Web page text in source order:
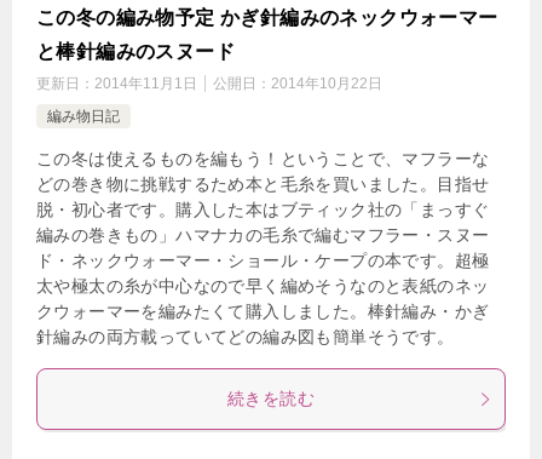
この冬の編み物予定 かぎ針編みのネックウォーマー
と棒針編みのスヌード
更新日： 2014年11月1日 公開日： 2014年10月22日
編み物日記
この冬は使えるものを編もう！ということで、マフラーな
どの巻き物に挑戦するため本と毛糸を買いました。目指せ
脱・初心者です。購入した本はブティック社の「まっすぐ
編みの巻きもの」ハマナカの毛糸で編むマフラー・スヌー
ド・ネックウォーマー・ショール・ケープの本です。超極
太や極太の糸が中心なので早く編めそうなのと表紙のネッ
クウォーマーを編みたくて購入しました。棒針編み・かぎ
針編みの両方載っていてどの編み図も簡単そうです。
続きを読む